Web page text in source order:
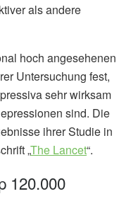
als andere
hoch angesehenen
Untersuchung fest,
sehr wirksam
sind. Die
ihrer Studie in
„The Lancet“.
120.000